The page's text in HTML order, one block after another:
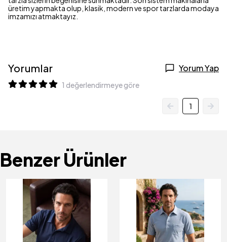
üretim yapmakta olup, klasik, modern ve spor tarzlarda modaya
imzamızı atmaktayız.
Yorumlar Yorum Yap
1 değerlendirmeye göre
1
Benzer Ürünler